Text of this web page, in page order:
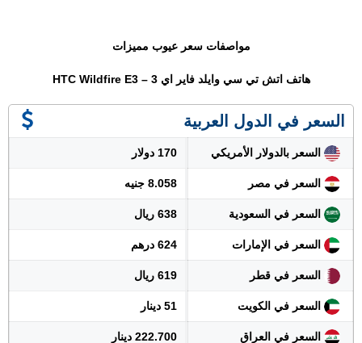
مواصفات سعر عيوب مميزات
هاتف اتش تي سي وايلد فاير اي 3 – HTC Wildfire E3
السعر في الدول العربية
السعر بالدولار الأمريكي 170 دولار
السعر في مصر 8.058 جنيه
السعر في السعودية 638 ريال
السعر في الإمارات 624 درهم
السعر في قطر 619 ريال
السعر في الكويت 51 دينار
السعر في العراق 222.700 دينار